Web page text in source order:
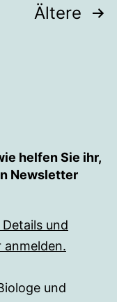
Ältere
helfen Sie ihr,
Newsletter
und
und